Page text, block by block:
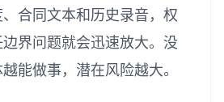
合同文本和历史录音，权
界问题就会迅速放大。没
能做事，潜在风险越大。